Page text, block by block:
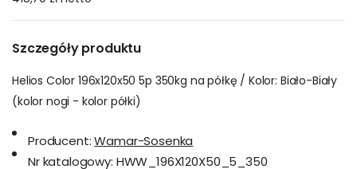
Szczegóły produktu
Helios Color 196x120x50 5p 350kg na półkę / Kolor: Biało-Biały
(kolor nogi - kolor półki)
Producent: Wamar-Sosenka
Nr katalogowy: HWW_196X120X50_5_350